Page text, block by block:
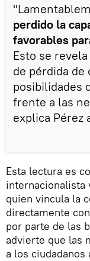
perdido la
favorables
Esto se
de pérdida de
posibilidades
frente a las
explica Pérez
Esta lectura es
internacionalista
quien vincula la
directamente
por parte de las
advierte que las
a los